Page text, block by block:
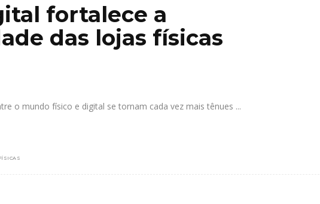
fortalece a
das lojas físicas
o mundo físico e digital se tornam cada vez mais tênues